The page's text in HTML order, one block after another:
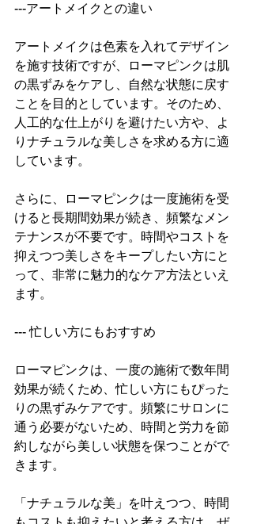
---アートメイクとの違い
アートメイクは色素を入れてデザイン
を施す技術ですが、ローマピンクは肌
の黒ずみをケアし、自然な状態に戻す
ことを目的としています。そのため、
人工的な仕上がりを避けたい方や、よ
りナチュラルな美しさを求める方に適
しています。
さらに、ローマピンクは一度施術を受
けると長期間効果が続き、頻繁なメン
テナンスが不要です。時間やコストを
抑えつつ美しさをキープしたい方にと
って、非常に魅力的なケア方法といえ
ます。
--- 忙しい方にもおすすめ
ローマピンクは、一度の施術で数年間
効果が続くため、忙しい方にもぴった
りの黒ずみケアです。頻繁にサロンに
通う必要がないため、時間と労力を節
約しながら美しい状態を保つことがで
きます。
「ナチュラルな美」を叶えつつ、時間